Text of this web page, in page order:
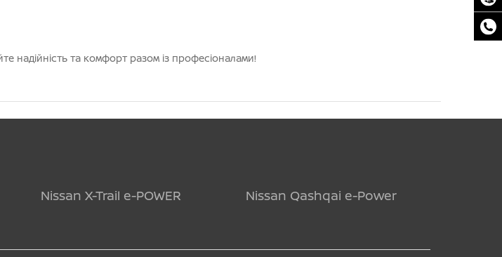
надійність та комфорт разом із професіоналами!
Nissan X-Trail e-POWER
Nissan Qashqai e-Power